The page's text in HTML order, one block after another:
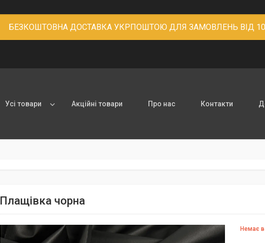
БЕЗКОШТОВНА ДОСТАВКА УКРПОШТОЮ ДЛЯ ЗАМОВЛЕНЬ ВІД
Усі товари Акційні товари Про нас Контакти
Плащівка чорна
Немає в